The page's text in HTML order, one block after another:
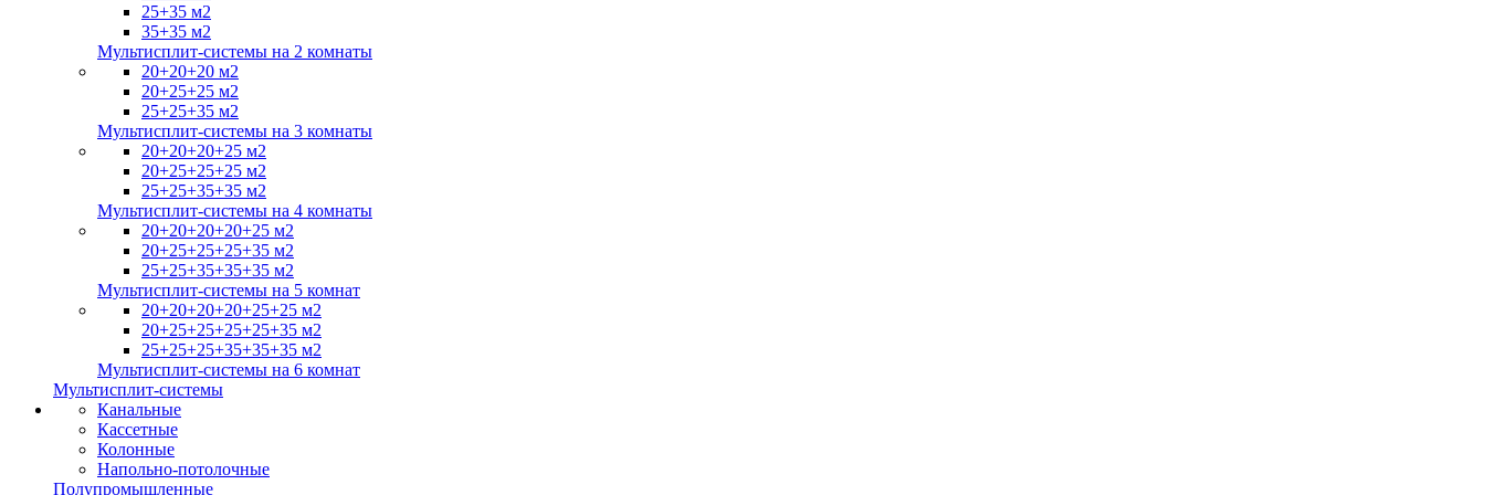
25+35 м2
35+35 м2
Мультисплит-системы на 2 комнаты
20+20+20 м2
20+25+25 м2
25+25+35 м2
Мультисплит-системы на 3 комнаты
20+20+20+25 м2
20+25+25+25 м2
25+25+35+35 м2
Мультисплит-системы на 4 комнаты
20+20+20+20+25 м2
20+25+25+25+35 м2
25+25+35+35+35 м2
Мультисплит-системы на 5 комнат
20+20+20+20+25+25 м2
20+25+25+25+25+35 м2
25+25+25+35+35+35 м2
Мультисплит-системы на 6 комнат
Мультисплит-системы
Канальные
Кассетные
Колонные
Напольно-потолочные
Полупромышленные